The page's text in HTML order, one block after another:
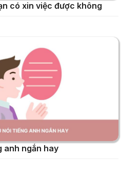
có xin việc được không
anh ngắn hay